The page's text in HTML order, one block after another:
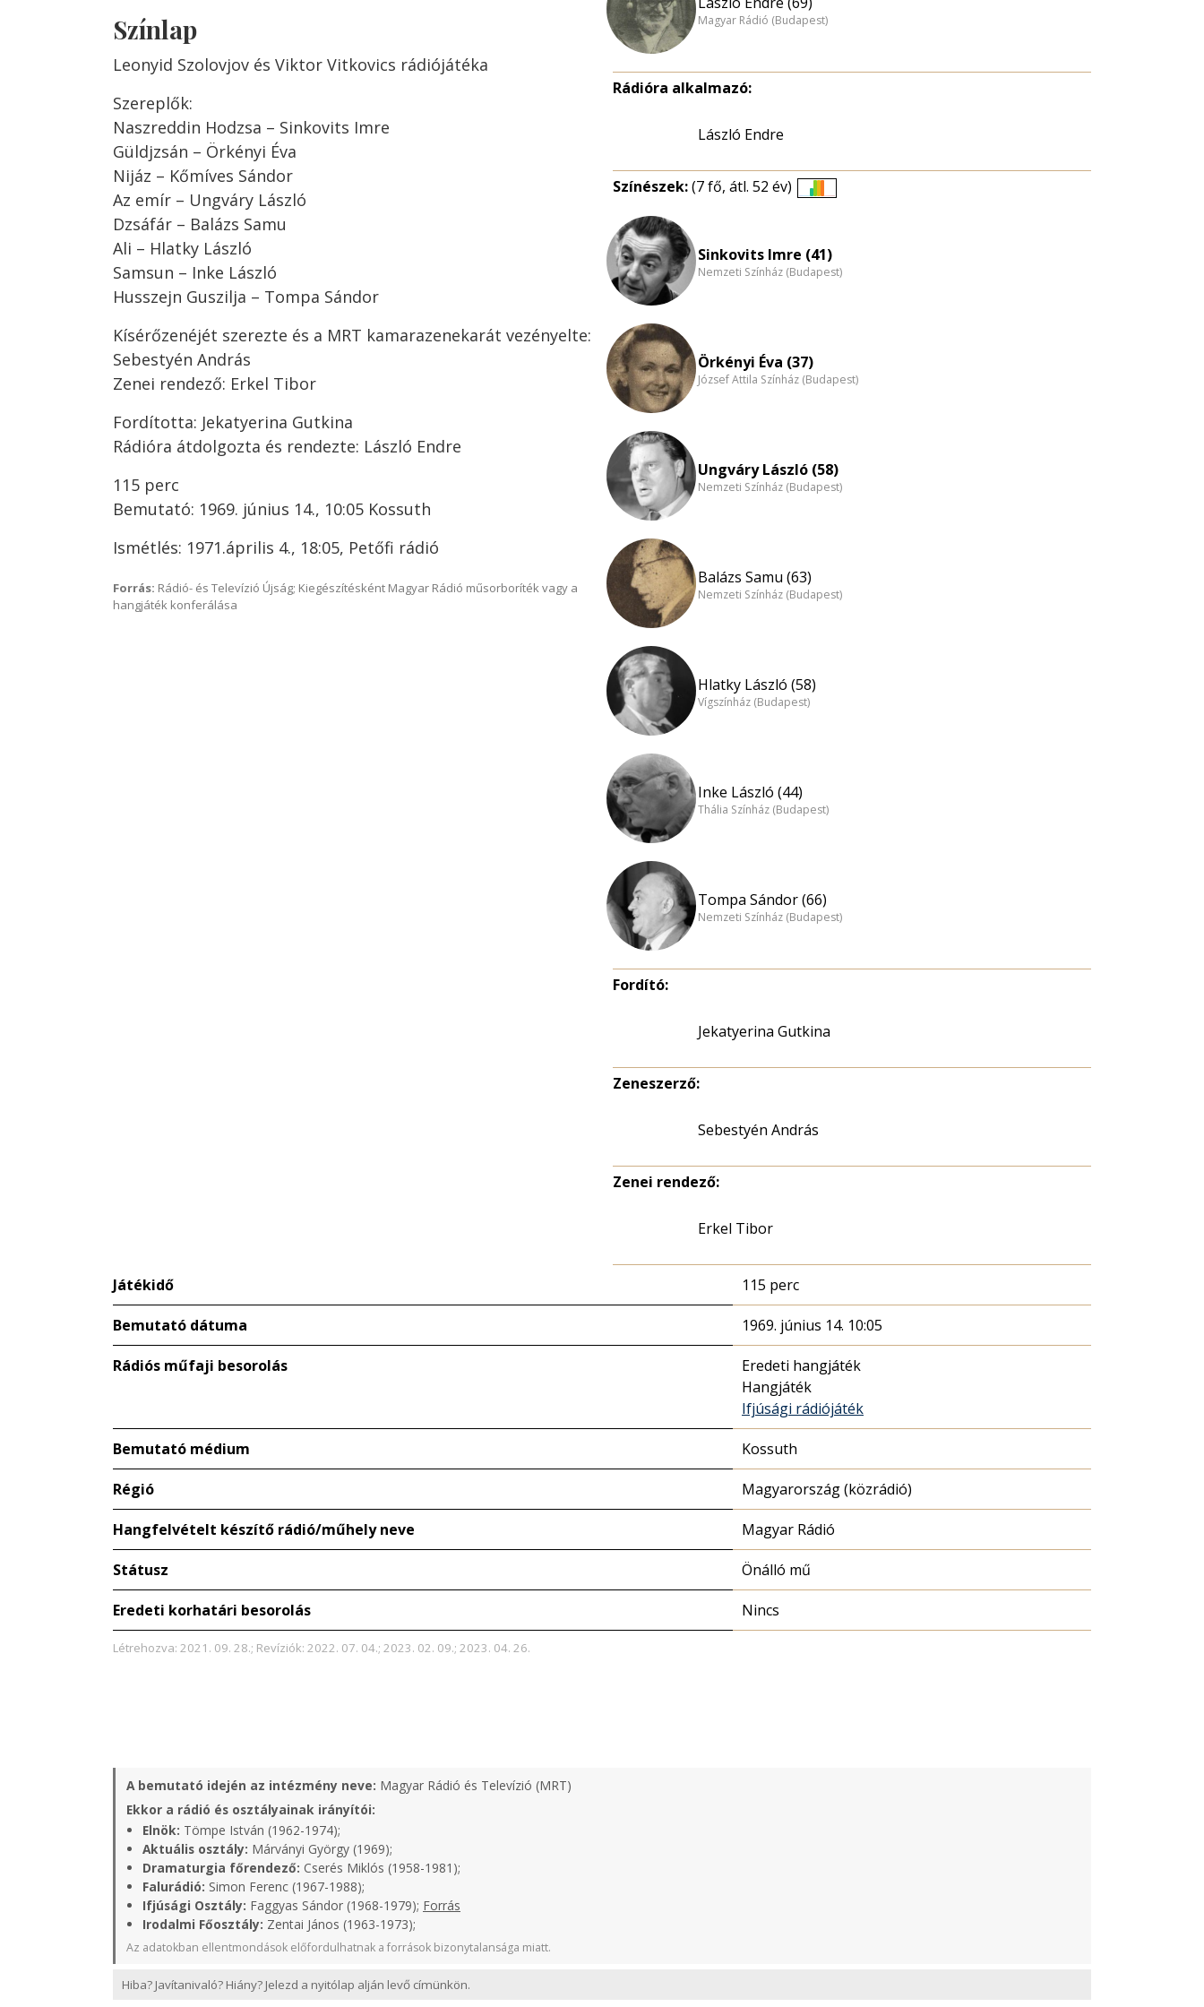
Színlap
Leonyid Szolovjov és Viktor Vitkovics rádiójátéka
Szereplők:
Naszreddin Hodzsa – Sinkovits Imre
Güldjzsán – Örkényi Éva
Nijáz – Kőmíves Sándor
Az emír – Ungváry László
Dzsáfár – Balázs Samu
Ali – Hlatky László
Samsun – Inke László
Husszejn Guszilja – Tompa Sándor
Kísérőzenéjét szerezte és a MRT kamarazenekarát vezényelte:
Sebestyén András
Zenei rendező: Erkel Tibor
Fordította: Jekatyerina Gutkina
Rádióra átdolgozta és rendezte: László Endre
115 perc
Bemutató: 1969. június 14., 10:05 Kossuth
Ismétlés: 1971.április 4., 18:05, Petőfi rádió
Forrás: Rádió- és Televízió Újság; Kiegészítésként Magyar Rádió műsorboríték vagy a
hangjáték konferálása
Magyar Rádió (Budapest)
Rádióra alkalmazó:
László Endre
Színészek:(7 fő, átl. 52 év)
nagyítása
Sinkovits Imre (41)
Nemzeti Színház (Budapest)
Örkényi Éva (37)
József Attila Színház (Budapest)
Ungváry László (58)
Nemzeti Színház (Budapest)
Balázs Samu (63)
Nemzeti Színház (Budapest)
Hlatky László (58)
Vígszínház (Budapest)
Inke László (44)
Thália Színház (Budapest)
Tompa Sándor (66)
Nemzeti Színház (Budapest)
Fordító:
Jekatyerina Gutkina
Zeneszerző:
Sebestyén András
Zenei rendező:
Erkel Tibor
Játékidő 115 perc
Bemutató dátuma 1969. június 14. 10:05
Rádiós műfaji besorolás
Eredeti hangjáték
Hangjáték
Ifjúsági rádiójáték
Bemutató médium Kossuth
Régió Magyarország (közrádió)
Hangfelvételt készítő rádió/műhely neve Magyar Rádió
Státusz Önálló mű
Eredeti korhatári besorolás Nincs
Létrehozva: 2021. 09. 28.; Revíziók: 2022. 07. 04.; 2023. 02. 09.; 2023. 04. 26.
A bemutató idején az intézmény neve: Magyar Rádió és Televízió (MRT)
Ekkor a rádió és osztályainak irányítói:
Elnök: Tömpe István (1962-1974);
Aktuális osztály: Márványi György (1969);
Dramaturgia főrendező: Cserés Miklós (1958-1981);
Falurádió: Simon Ferenc (1967-1988);
Ifjúsági Osztály: Faggyas Sándor (1968-1979); Forrás
Irodalmi Főosztály: Zentai János (1963-1973);
Az adatokban ellentmondások előfordulhatnak a források bizonytalansága miatt.
Hiba? Javítanivaló? Hiány? Jelezd a nyitólap alján levő címünkön.